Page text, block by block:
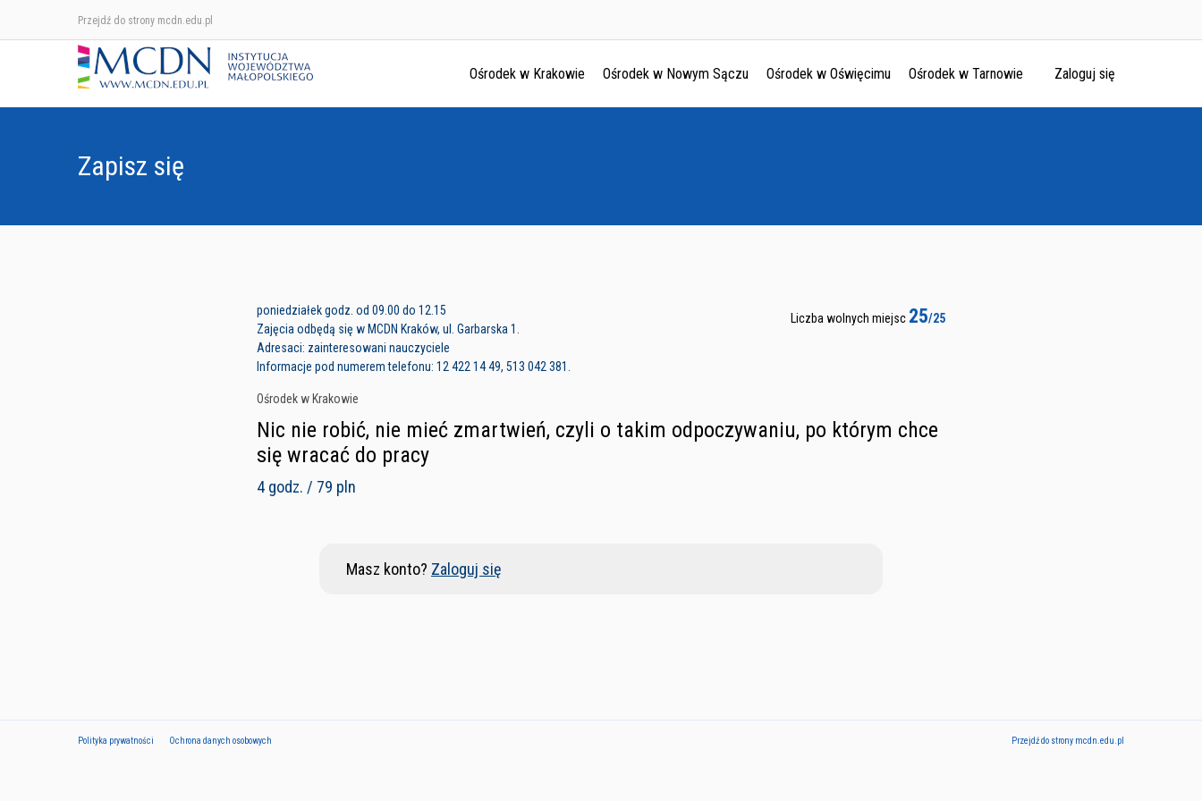
Przejdź do strony mcdn.edu.pl
Ośrodek w Krakowie Ośrodek w Nowym Sączu Ośrodek w Oświęcimu Ośrodek w Tarnowie Zaloguj się
Zapisz się
poniedziałek godz. od 09.00 do 12.15
Zajęcia odbędą się w MCDN Kraków, ul. Garbarska 1.
Adresaci: zainteresowani nauczyciele
Informacje pod numerem telefonu: 12 422 14 49, 513 042 381.
Ośrodek w Krakowie
Liczba wolnych miejsc 25/25
Nic nie robić, nie mieć zmartwień, czyli o takim odpoczywaniu, po którym chce
się wracać do pracy
4 godz. / 79 pln
Masz konto? Zaloguj się
Polityka prywatności Ochrona danych osobowych Przejdź do strony mcdn.edu.pl
Ośrodek w Krakowie